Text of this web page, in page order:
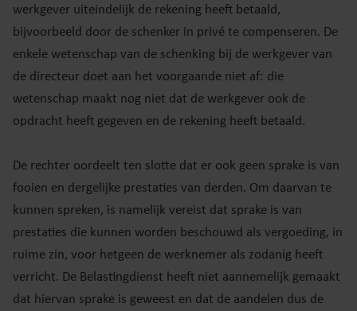
werkgever uiteindelijk de rekening heeft betaald,
bijvoorbeeld door de schenker in privé te compenseren. De
enkele wetenschap van de schenking bij de werkgever van
de directeur doet aan het voorgaande niet af: die
wetenschap maakt nog niet dat de werkgever ook de
opdracht heeft gegeven en de rekening heeft betaald.
De rechter oordeelt ten slotte dat er ook geen sprake is van
fooien en dergelijke prestaties van derden. Om daarvan te
kunnen spreken, is namelijk vereist dat sprake is van
prestaties die kunnen worden beschouwd als vergoeding, in
ruime zin, voor hetgeen de werknemer als zodanig heeft
verricht. De Belastingdienst heeft niet aannemelijk gemaakt
dat hiervan sprake is geweest en dat de aandelen dus de